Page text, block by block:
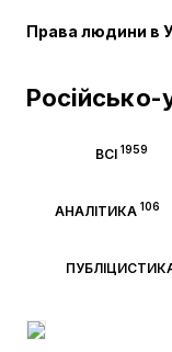
Права людини в
Російсько-
ВСІ 1959
АНАЛІТИКА 106